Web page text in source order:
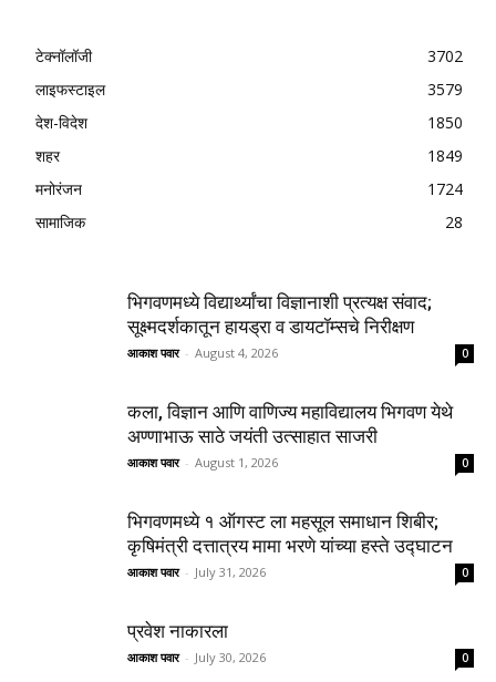
टेक्नॉलॉजी
3702
लाइफस्टाइल
3579
देश-विदेश
1850
शहर
1849
मनोरंजन
1724
सामाजिक
28
भिगवणमध्ये विद्यार्थ्यांचा विज्ञानाशी प्रत्यक्ष संवाद;
सूक्ष्मदर्शकातून हायड्रा व डायटॉम्सचे निरीक्षण
आकाश पवार - August 4, 2026 0
कला, विज्ञान आणि वाणिज्य महाविद्यालय भिगवण येथे
अण्णाभाऊ साठे जयंती उत्साहात साजरी
आकाश पवार - August 1, 2026 0
भिगवणमध्ये १ ऑगस्ट ला महसूल समाधान शिबीर;
कृषिमंत्री दत्तात्रय मामा भरणे यांच्या हस्ते उद्घाटन
आकाश पवार - July 31, 2026 0
प्रवेश नाकारला
आकाश पवार - July 30, 2026 0